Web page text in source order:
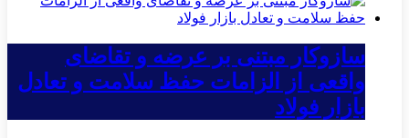
سازوکار مبتنی بر عرضه و تقاضای
واقعی از الزامات حفظ سلامت و تعادل
بازار فولاد